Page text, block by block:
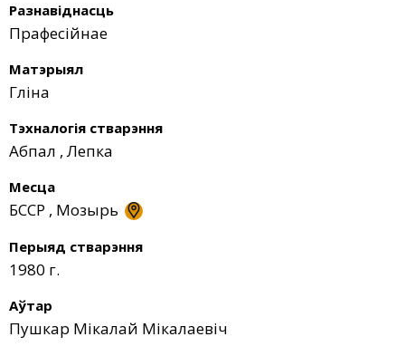
Разнавіднасць
Прафесійнае
Матэрыял
Гліна
Тэхналогія стварэння
Абпал ,Лепка
Месца
БССР , Мозырь
Перыяд стварэння
1980 г.
Аўтар
Пушкар Мікалай Мікалаевіч